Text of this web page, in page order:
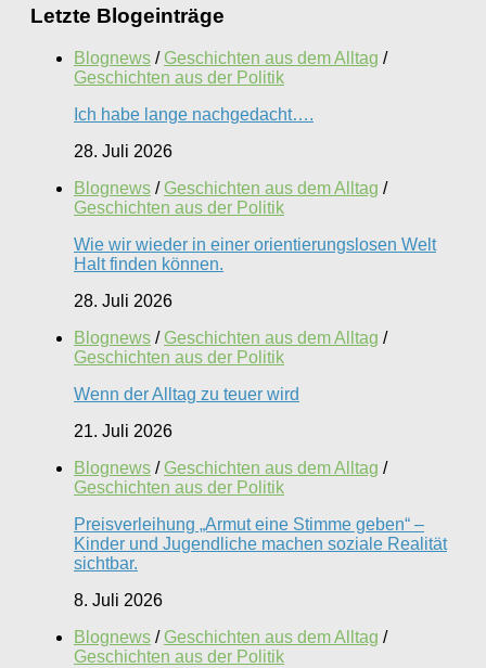
Letzte Blogeinträge
Blognews / Geschichten aus dem Alltag /
Geschichten aus der Politik
Ich habe lange nachgedacht….
28. Juli 2026
Blognews / Geschichten aus dem Alltag /
Geschichten aus der Politik
Wie wir wieder in einer orientierungslosen Welt
Halt finden können.
28. Juli 2026
Blognews / Geschichten aus dem Alltag /
Geschichten aus der Politik
Wenn der Alltag zu teuer wird
21. Juli 2026
Blognews / Geschichten aus dem Alltag /
Geschichten aus der Politik
Preisverleihung „Armut eine Stimme geben“ –
Kinder und Jugendliche machen soziale Realität
sichtbar.
8. Juli 2026
Blognews / Geschichten aus dem Alltag /
Geschichten aus der Politik